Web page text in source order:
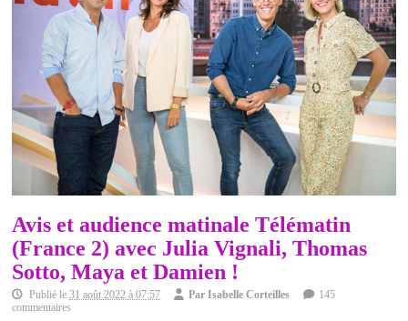
Avis et audience matinale Télématin
(France 2) avec Julia Vignali, Thomas
Sotto, Maya et Damien !
Publié le31 août 2022 à 07:57 ParIsabelle Corteilles
145
commentaires